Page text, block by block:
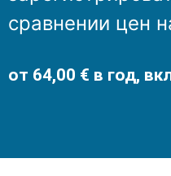
сравнении цен
от 64,00 € в год,